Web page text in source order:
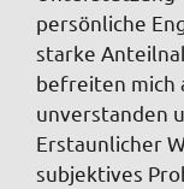
persönliche
starke
befreiten mich
unverstanden
Erstaunlicher
subjektives